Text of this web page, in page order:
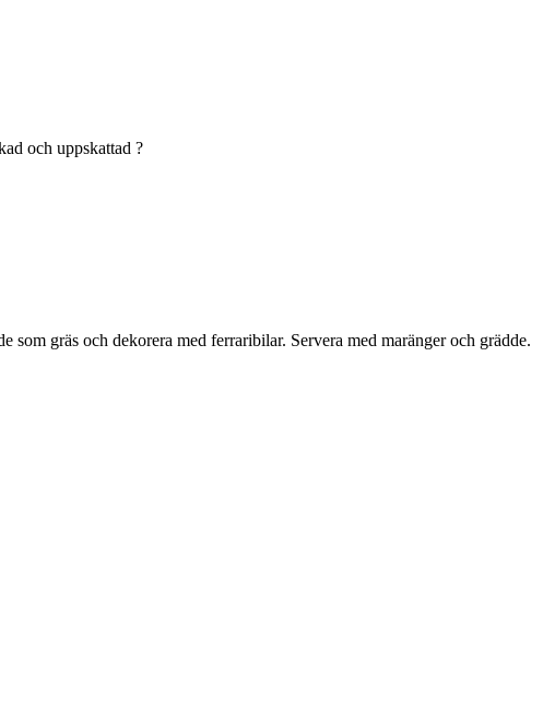
och uppskattad ?
som gräs och dekorera med ferraribilar. Servera med maränger och grädde.